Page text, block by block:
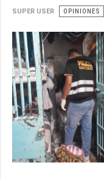
SUPER USER OPINIONES